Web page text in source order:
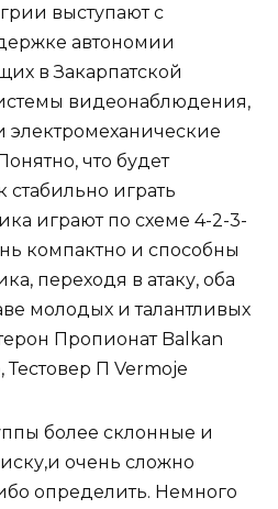
выступают с
автономии
в Закарпатской
видеонаблюдения,
электромеханические
что будет
стабильно играть
играют по схеме 4-2-3-
компактно и способны
переходя в атаку, оба
молодых и талантливых
Пропионат Balkan
П Vermoje
более склонные и
очень сложно
определить. Немного